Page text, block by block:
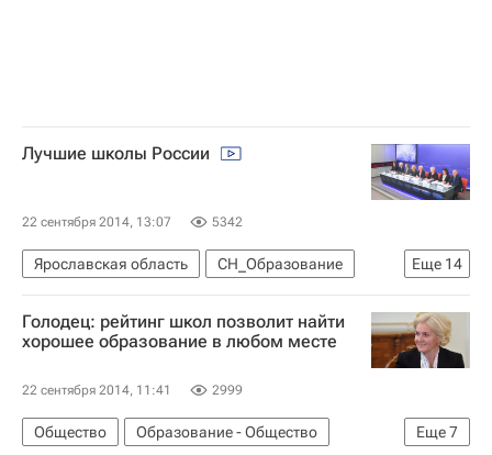
Лучшие школы России
22 сентября 2014, 13:07 5342
Еще 14
Ярославская область
СН_Образование
Москва
Тамбовская область
Лучшие школы России: рейтинги и мониторинги
Лидия Антонова
Ольга Голодец
Наталья Третьяк
Россия сегодня
Голодец: рейтинг школ позволит найти
хорошее образование в любом месте
22 сентября 2014, 11:41 2999
Еще7
Общество
Образование - Общество